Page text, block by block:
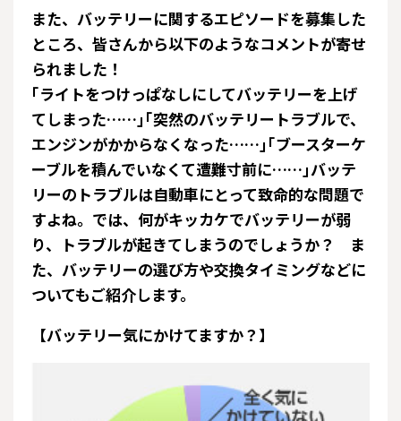
また、バッテリーに関するエピソードを募集した
ところ、皆さんから以下のようなコメントが寄せ
られました！
｢ライトをつけっぱなしにしてバッテリーを上げ
てしまった……｣｢突然のバッテリートラブルで、
エンジンがかからなくなった……｣｢ブースターケ
ーブルを積んでいなくて遭難寸前に……｣バッテ
リーのトラブルは自動車にとって致命的な問題で
すよね。では、何がキッカケでバッテリーが弱
り、トラブルが起きてしまうのでしょうか？ ま
た、バッテリーの選び方や交換タイミングなどに
ついてもご紹介します。
【バッテリー気にかけてますか？】